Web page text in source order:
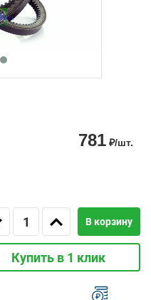
781 ₽/шт.
В корзину
Купить в 1 клик